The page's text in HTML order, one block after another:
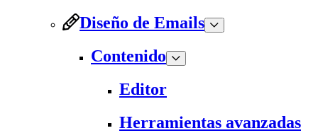
Diseño de Emails
Contenido
Editor
Herramientas avanzadas